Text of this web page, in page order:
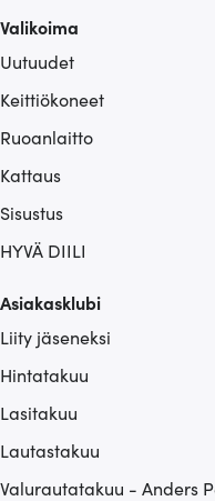
sivustoamme.
Valikoima
Uutuudet
Keittiökoneet
Ruoanlaitto
Kattaus
Sisustus
HYVÄ DIILI
Asiakasklubi
Liity jäseneksi
Hintatakuu
Lasitakuu
Lautastakuu
Valurautatakuu - Anders